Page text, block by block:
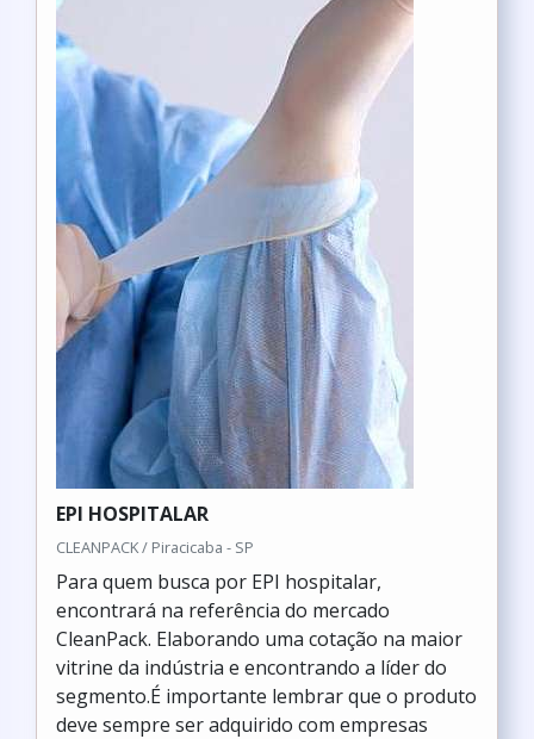
EPI HOSPITALAR
CLEANPACK / Piracicaba - SP
Para quem busca por EPI hospitalar,
encontrará na referência do mercado
CleanPack. Elaborando uma cotação na maior
vitrine da indústria e encontrando a líder do
segmento.É importante lembrar que o produto
deve sempre ser adquirido com empresas